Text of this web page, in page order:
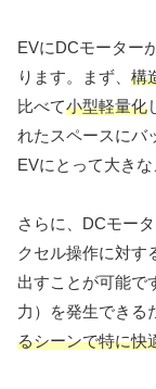
EVにDCモーター
ります。まず、 構
比べて小型軽量化
れたスペースにバ
EVにとって大きな
さらに、DCモー
クセル操作に対す
出すことが可能で
力）を発生できる
るシーンで特に快